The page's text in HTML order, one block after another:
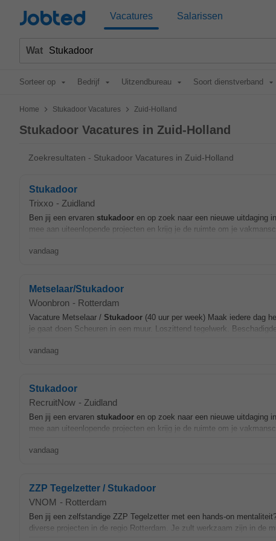
Jobted Vacatures Salarissen
Wat
Sorteer op Bedrijf Uitzendbureau Soort dienstverband
Home > Stukadoor Vacatures > Zuid-Holland
Stukadoor Vacatures in Zuid-Holland
Zoekresultaten - Stukadoor Vacatures in Zuid-Holland
Stukadoor
Trixxo - Zuidland
Ben jij een ervaren stukadoor en op zoek naar een nieuwe uitdaging
mee aan uiteenlopende projecten en krijg je de ruimte om je
vandaag
Metselaar/Stukadoor
Woonbron - Rotterdam
Vacature Metselaar / Stukadoor (40 uur per week) Maak iedere dag
je gaat doen Scheuren in een muur. Loszittend tegelwerk.
vandaag
Stukadoor
RecruitNow - Zuidland
Ben jij een ervaren stukadoor en op zoek naar een nieuwe uitdaging
mee aan uiteenlopende projecten en krijg je de ruimte om je
vandaag
ZZP Tegelzetter / Stukadoor
VNOM - Rotterdam
Ben jij een zelfstandige ZZP Tegelzetter met een hands-on
diverse projecten in de regio Rotterdam. Je zult werkzaam zijn in de